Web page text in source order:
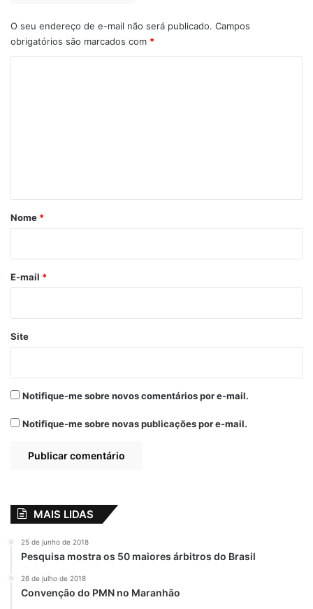
O seu endereço de e-mail não será publicado. Campos
obrigatórios são marcados com *
r
*
Nome *
E-mail *
Site
Notifique-me sobre novos comentários por e-mail.
Notifique-me sobre novas publicações por e-mail.
MAIS LIDAS
25 de junho de 2018
Pesquisa mostra os 50 maiores árbitros do Brasil
26 de julho de 2018
Convenção do PMN no Maranhão